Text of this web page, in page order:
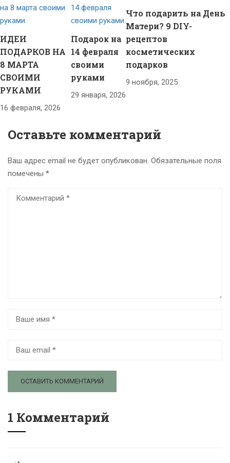
ИДЕИ
ПОДАРКОВ НА
8 МАРТА
СВОИМИ
РУКАМИ
16 февраля, 2026
Подарок на
14 февраля
своими
руками
29 января, 2026
Что подарить на День
Матери? 9 DIY-
рецептов
косметических
подарков
9 ноября, 2025
Оставьте комментарий
Ваш адрес email не будет опубликован. Обязательные поля
помечены *
1 Комментарий